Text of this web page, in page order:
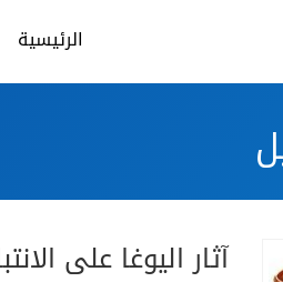
الرئيسية
آثار اليوغا على